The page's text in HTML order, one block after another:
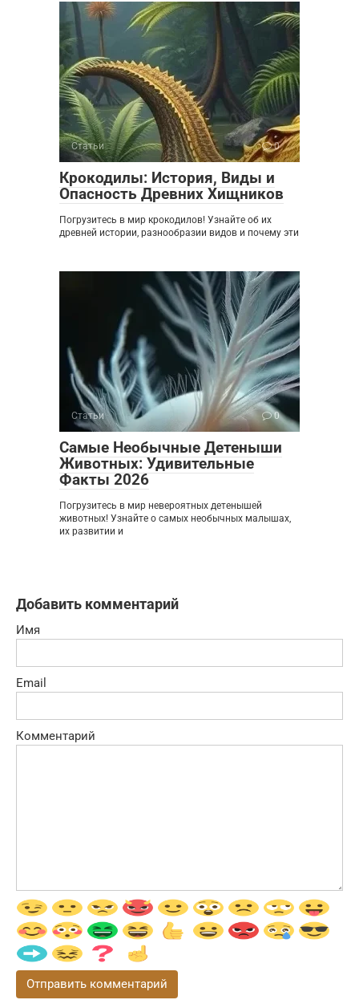
Статьи 0
Крокодилы: История, Виды и
Опасность Древних Хищников
Погрузитесь в мир крокодилов! Узнайте об их
древней истории, разнообразии видов и почему эти
Статьи 0
Самые Необычные Детеныши
Животных: Удивительные
Факты 2026
Погрузитесь в мир невероятных детенышей
животных! Узнайте о самых необычных малышах,
их развитии и
Добавить комментарий
Имя
Email
Комментарий